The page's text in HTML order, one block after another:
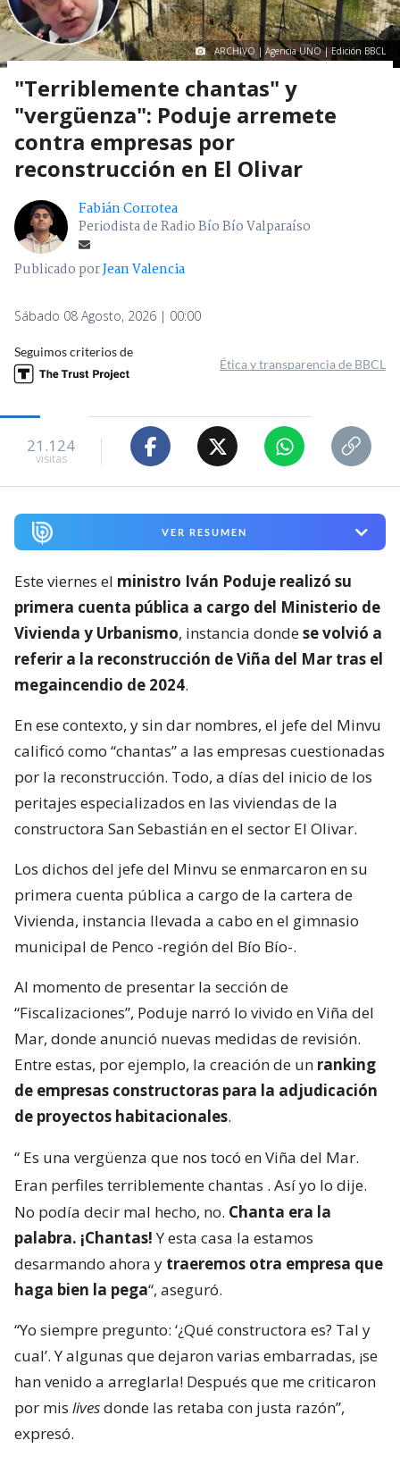
ARCHIVO | Agencia UNO | Edición BBCL
"Terriblemente chantas" y
"vergüenza": Poduje arremete
contra empresas por
reconstrucción en El Olivar
Fabián Corrotea
Periodista de Radio Bío Bío Valparaíso
Publicado porJean Valencia
Sábado 08 Agosto, 2026 | 00:00
Seguimos criterios de
Ética y transparencia de BBCL
21.124
visitas
VER RESUMEN
Este viernes el ministro Iván Poduje realizó su
primera cuenta pública a cargo del Ministerio de
Vivienda y Urbanismo, instancia dondese volvió a
referir a la reconstrucción de Viña del Mar tras el
megaincendio de 2024.
En ese contexto, y sin dar nombres, el jefe del Minvu
calificó como “chantas” a las empresas cuestionadas
por la reconstrucción. Todo, a días del inicio de los
peritajes especializados en las viviendas de la
constructora San Sebastián en el sector El Olivar.
Los dichos del jefe del Minvu se enmarcaron en su
primera cuenta pública a cargo de la cartera de
Vivienda, instancia llevada a cabo en el gimnasio
municipal de Penco -región del Bío Bío-.
Al momento de presentar la sección de
“Fiscalizaciones”, Poduje narró lo vivido en Viña del
Mar, donde anunció nuevas medidas de revisión.
Entre estas, por ejemplo, la creación de un ranking
de empresas constructoras para la adjudicación
de proyectos habitacionales.
“ Es una vergüenza que nos tocó en Viña del Mar.
Eran perfiles terriblemente chantas . Así yo lo dije.
No podía decir mal hecho, no. Chanta era la
palabra. ¡Chantas!Y esta casa la estamos
desarmando ahora y traeremos otra empresa que
haga bien la pega“, aseguró.
“Yo siempre pregunto: ‘¿Qué constructora es? Tal y
cual’. Y algunas que dejaron varias embarradas, ¡se
han venido a arreglarla! Después que me criticaron
por mis livesdonde las retaba con justa razón”,
expresó.